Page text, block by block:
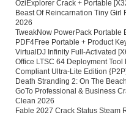
OziExplorer Crack + Portable
Beast Of Reincarnation Tiny Girl
2026
TweakNow PowerPack Portable
PDF4Free Portable + Product
VirtualDJ Infinity Full-Activated
Office LTSC 64 Deployment
Compliant Ultra-Lite Edition
Death Stranding 2: On The
GoTo Professional & Business
Clean 2026
Fable 2027 Crack Status Steam